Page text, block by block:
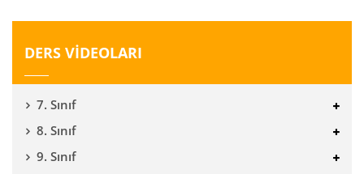
DERS VİDEOLARI
7. Sınıf
8. Sınıf
9. Sınıf